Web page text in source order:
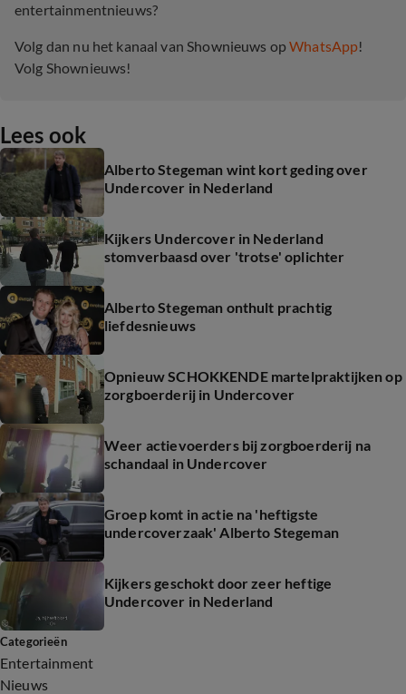
entertainmentnieuws?
Volg dan nu het kanaal van Shownieuws opWhatsApp!
Volg Shownieuws!
Lees ook
Alberto Stegeman wint kort geding over
Undercover in Nederland
Kijkers Undercover in Nederland
stomverbaasd over 'trotse' oplichter
Alberto Stegeman onthult prachtig
liefdesnieuws
Opnieuw SCHOKKENDE martelpraktijken op
zorgboerderij in Undercover
Weer actievoerders bij zorgboerderij na
schandaal in Undercover
Groep komt in actie na 'heftigste
undercoverzaak' Alberto Stegeman
Kijkers geschokt door zeer heftige
Undercover in Nederland
Categorieën
Entertainment
Nieuws